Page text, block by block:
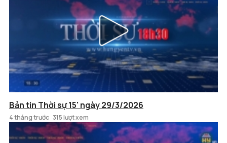
Bản tin Thời sự 15' ngày 29/3/2026
4 tháng trước 315 lượt xem